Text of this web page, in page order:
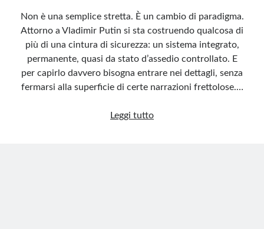
Non è una semplice stretta. È un cambio di paradigma.
Attorno a Vladimir Putin si sta costruendo qualcosa di
più di una cintura di sicurezza: un sistema integrato,
permanente, quasi da stato d’assedio controllato. E
per capirlo davvero bisogna entrare nei dettagli, senza
fermarsi alla superficie di certe narrazioni frettolose.…
Leggi tuttoIl